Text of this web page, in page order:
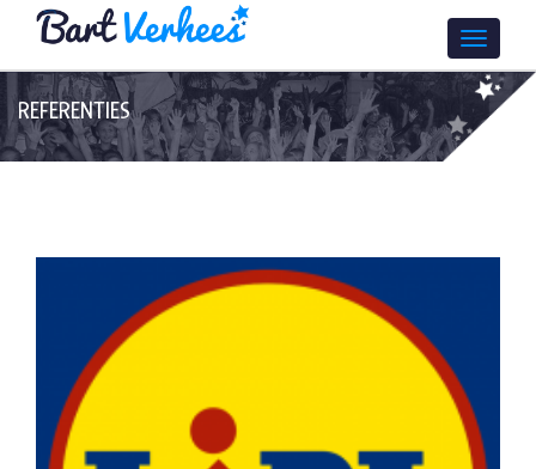
REFERENTIES